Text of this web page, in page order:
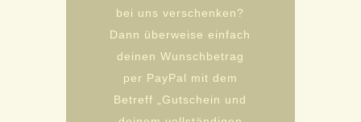
bei uns verschenken?
Dann überweise einfach
deinen Wunschbetrag
per PayPal mit dem
Betreff „Gutschein und